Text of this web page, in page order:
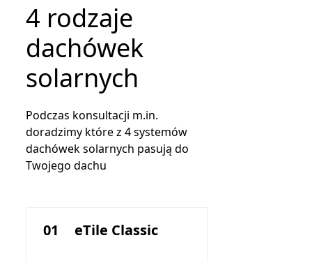
4 rodzaje
dachówek
solarnych
Podczas konsultacji m.in.
doradzimy które z 4 systemów
dachówek solarnych pasują do
Twojego dachu
01 eTile Classic